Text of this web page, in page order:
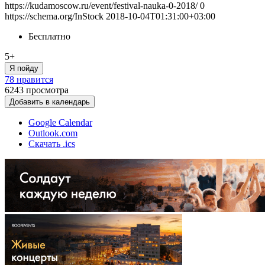
https://kudamoscow.ru/event/festival-nauka-0-2018/ 0
https://schema.org/InStock 2018-10-04T01:31:00+03:00
Бесплатно
5+
Я пойду
78 нравится
6243 просмотра
Добавить в календарь
Google Calendar
Outlook.com
Скачать .ics